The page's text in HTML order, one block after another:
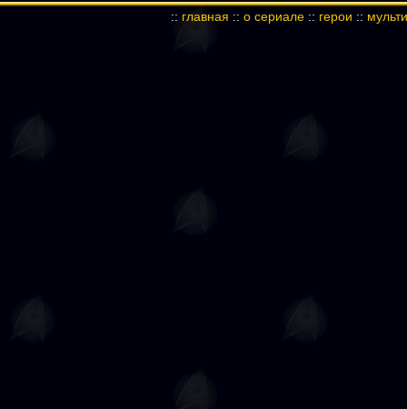
:: главная :: о сериале:: герои ::